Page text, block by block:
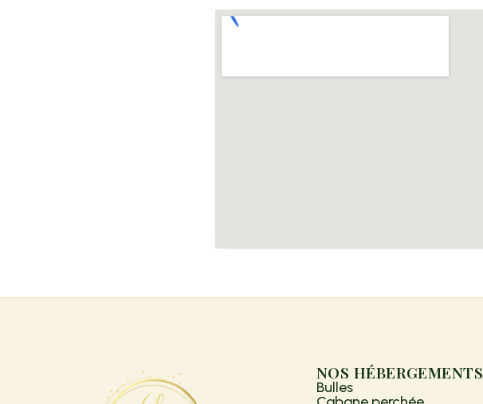
NOS HÉBERGEMENTS
Bulles